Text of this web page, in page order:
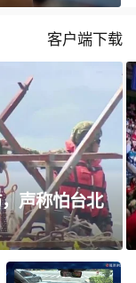
客户端下载
声称怕台北